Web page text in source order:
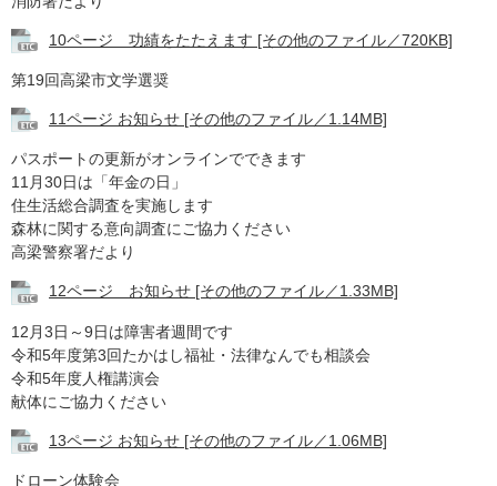
10ページ 功績をたたえます [その他のファイル／720KB]
第19回高梁市文学選奨
11ページ お知らせ [その他のファイル／1.14MB]
パスポートの更新がオンラインでできます
11月30日は「年金の日」
住生活総合調査を実施します
森林に関する意向調査にご協力ください
高梁警察署だより
12ページ お知らせ [その他のファイル／1.33MB]
12月3日～9日は障害者週間です
​令和5年度第3回たかはし福祉・法律なんでも相談会
令和5年度人権講演会
​献体にご協力ください
13ページ お知らせ [その他のファイル／1.06MB]
ドローン体験会